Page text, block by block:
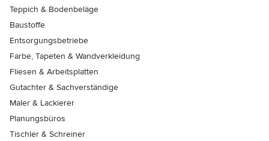
Teppich & Bodenbeläge
Baustoffe
Entsorgungsbetriebe
Farbe, Tapeten & Wandverkleidung
Fliesen & Arbeitsplatten
Gutachter & Sachverständige
Maler & Lackierer
Planungsbüros
Tischler & Schreiner